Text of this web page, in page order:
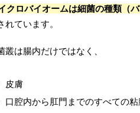
クロバイオームは細菌の種類（
れています。
叢は腸内だけではなく、
皮膚
口腔内から肛門までのすべての粘